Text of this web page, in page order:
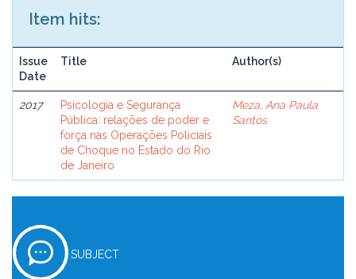
Item hits:
Issue
Date
Title Author(s)
2017
Psicologia e Segurança
Pública: relações de poder e
força nas Operações Policiais
de Choque no Estado do Rio
de Janeiro
Meza, Ana Paula
Santos
SUBJECT